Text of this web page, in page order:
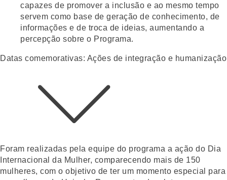
capazes de promover a inclusão e ao mesmo tempo
servem como base de geração de conhecimento, de
informações e de troca de ideias, aumentando a
percepção sobre o Programa.
Datas comemorativas: Ações de integração e humanização
Foram realizadas pela equipe do programa a ação do Dia
Internacional da Mulher, comparecendo mais de 150
mulheres, com o objetivo de ter um momento especial para